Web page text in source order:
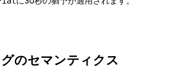
のセマンティクス